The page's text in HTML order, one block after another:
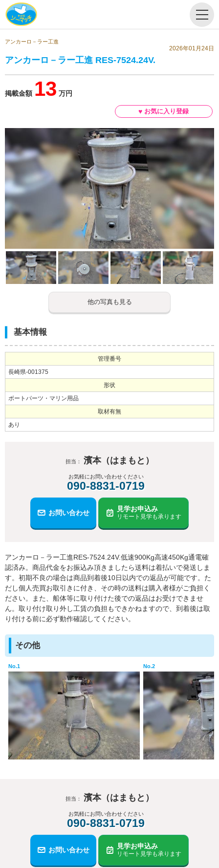
アンカーロ－ラー工進
2026年01月24日
アンカーロ－ラー工進 RES-7524.24V.
掲載金額 13 万円
他の写真も見る
基本情報
管理番号
長崎県-001375
形状
ボートパーツ・マリン用品
取材有無
あり
担当： 濱本（はまもと）
お気軽にお問い合わせください
090-8831-0719
お問い合わせ 見学お申込み
リモート見学も承ります
アンカーロ－ラー工進RES-7524.24V.低速900Kg高速450Kg通電確
認済み。商品代金をお振込み頂きましたら送料は着払いで発送しま
す。初期不良の場合は商品到着後10日以内での返品が可能です。た
だし個人売買お取引きに付き、その時の送料は購入者様がご負担く
ださい。また、船体等に取り付けた後での返品はお受けできませ
ん。取り付け取り外し工賃の負担もできかねますので、到着後は取
り付ける前に必ず動作確認してください。
その他
No.1 No.2
担当： 濱本（はまもと）
お気軽にお問い合わせください
090-8831-0719
お問い合わせ 見学お申込み
リモート見学も承ります